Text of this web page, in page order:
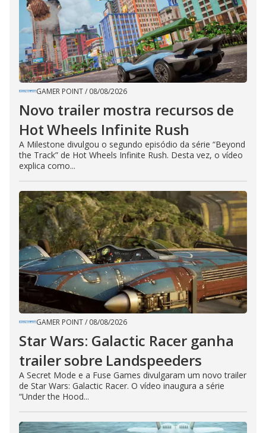
GAMER POINT/ 08/08/2026
Novo trailer mostra recursos de
Hot Wheels Infinite Rush
A Milestone divulgou o segundo episódio da série “Beyond
the Track” de Hot Wheels Infinite Rush. Desta vez, o vídeo
explica como...
GAMER POINT/ 08/08/2026
Star Wars: Galactic Racer ganha
trailer sobre Landspeeders
A Secret Mode e a Fuse Games divulgaram um novo trailer
de Star Wars: Galactic Racer. O vídeo inaugura a série
“Under the Hood...